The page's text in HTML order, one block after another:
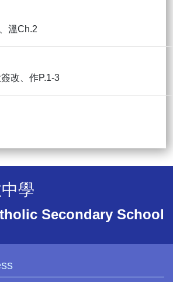
溫Ch.2
改、作P.1-3
學
Secondary School